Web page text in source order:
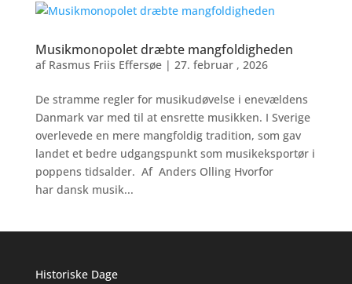
Musikmonopolet dræbte mangfoldigheden
af Rasmus Friis Effersøe| 27. februar , 2026
De stramme regler for musikudøvelse i enevældens
Danmark var med til at ensrette musikken. I Sverige
overlevede en mere mangfoldig tradition, som gav
landet et bedre udgangspunkt som musikeksportør i
poppens tidsalder. Af Anders Olling Hvorfor
har dansk musik...
Historiske Dage